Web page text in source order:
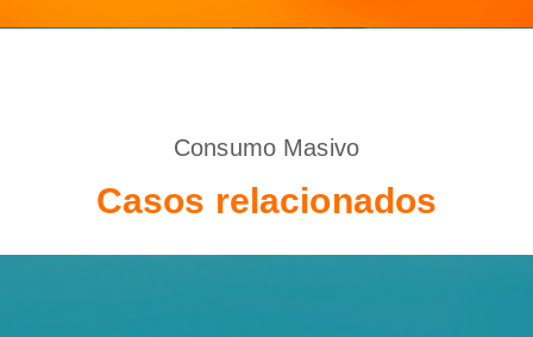
Consumo Masivo
Casos relacionados